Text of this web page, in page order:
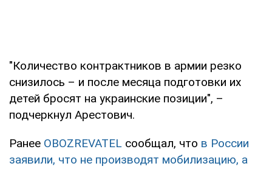
"Количество контрактников в армии резко
снизилось – и после месяца подготовки их
детей бросят на украинские позиции", –
подчеркнул Арестович.
Ранее OBOZREVATEL сообщал, что в России
заявили, что не производят мобилизацию, а